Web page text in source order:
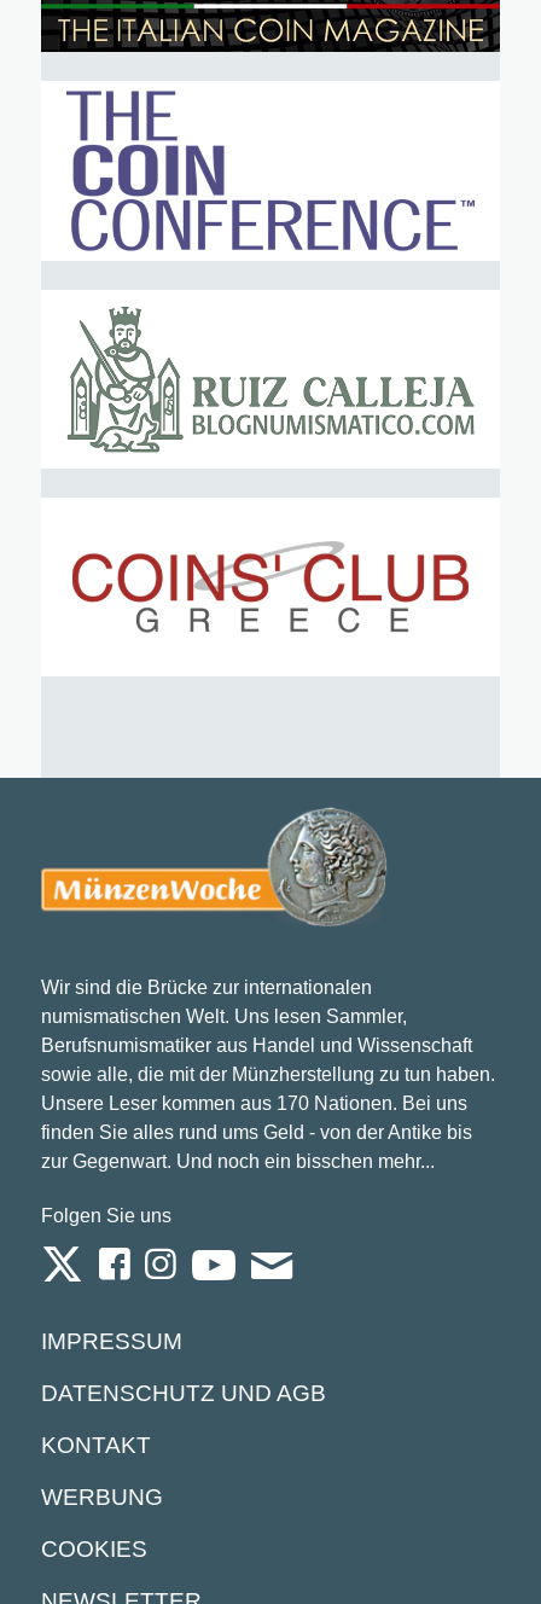
Wir sind die Brücke zur internationalen
numismatischen Welt. Uns lesen Sammler,
Berufsnumismatiker aus Handel und Wissenschaft
sowie alle, die mit der Münzherstellung zu tun haben.
Unsere Leser kommen aus 170 Nationen. Bei uns
finden Sie alles rund ums Geld - von der Antike bis
zur Gegenwart. Und noch ein bisschen mehr...
Folgen Sie uns
IMPRESSUM
DATENSCHUTZ UND AGB
KONTAKT
WERBUNG
COOKIES